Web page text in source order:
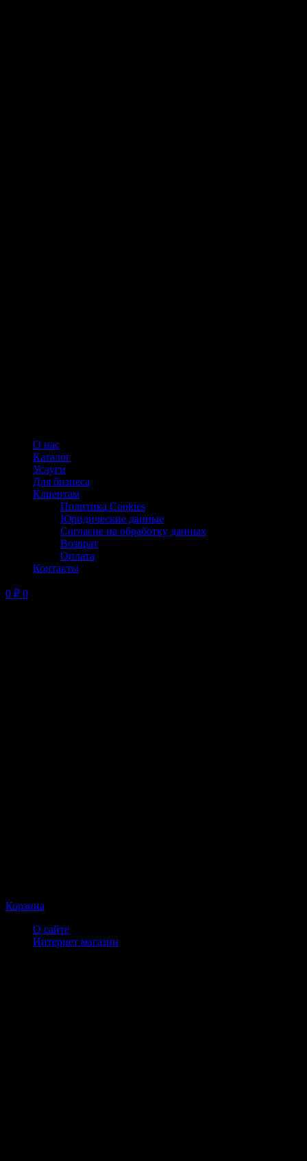
О нас
Каталог
Услуги
Для бизнеса
Клиентам
Политика Cookies
Юридические данные
Согласие на обработку данных
Возврат
Оплата
Контакты
0 ₽ 0
Корзина
О сайте
Интернет магазин